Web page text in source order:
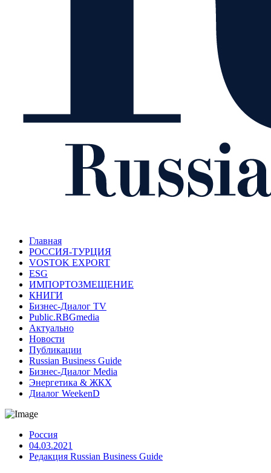
Главная
РОССИЯ-ТУРЦИЯ
VOSTOK EXPORT
ESG
ИМПОРТОЗМЕЩЕНИЕ
КНИГИ
Бизнес-Диалог TV
Public.RBGmedia
Актуально
Новости
Публикации
Russian Business Guide
Бизнес-Диалог Media
Энергетика & ЖКХ
Диалог WeekenD
Россия
04.03.2021
Редакция Russian Business Guide